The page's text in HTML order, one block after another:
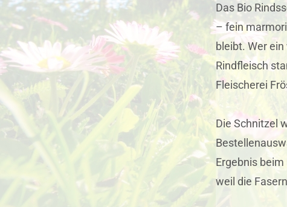
Das Bio
– fein
bleibt. Wer
Rindfleisch
Fleischerei
Die Schnitzel
Ergebnis
weil die